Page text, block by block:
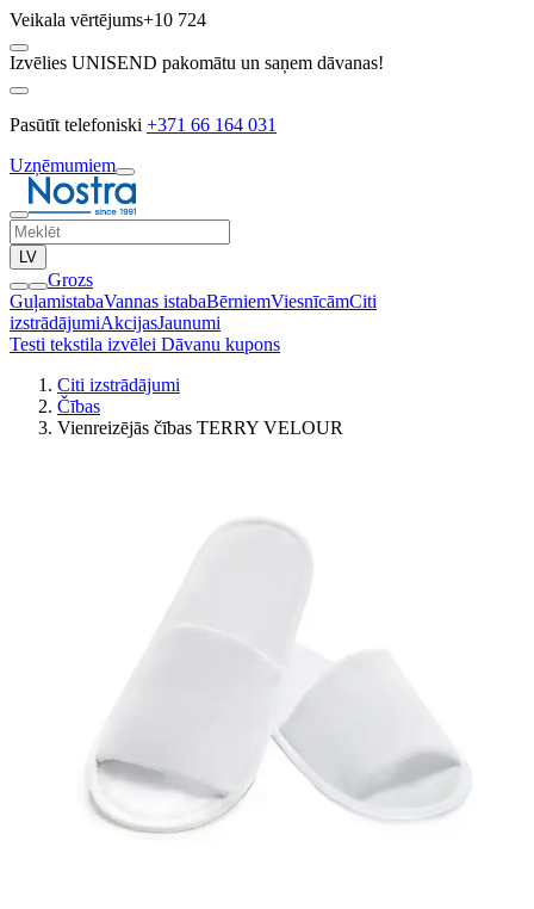
Veikala vērtējums+10 724
Izvēlies UNISEND pakomātu un saņem dāvanas!
Pasūtīt telefoniski +371 66 164 031
Uzņēmumiem
LV
Grozs
GuļamistabaVannas istabaBērniemViesnīcāmCiti
izstrādājumiAkcijasJaunumi
Testi tekstila izvēlei Dāvanu kupons
Citi izstrādājumi
Čības
Vienreizējās čības TERRY VELOUR